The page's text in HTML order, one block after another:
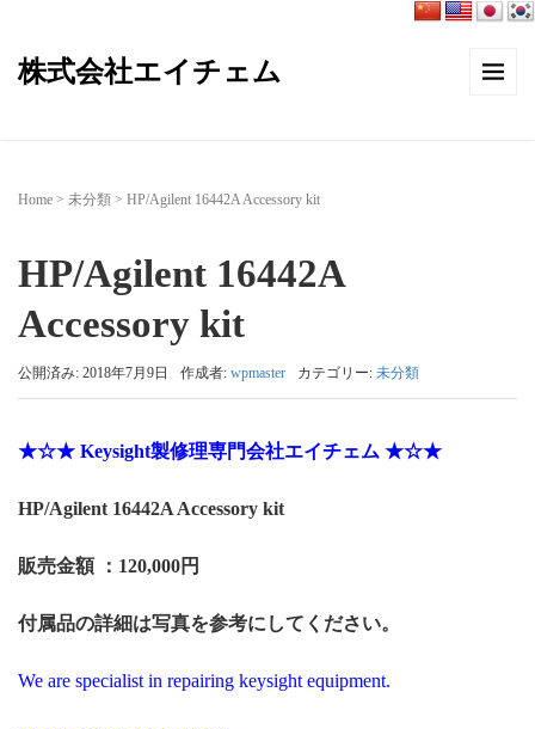
株式会社エイチェム
Home > 未分類 > HP/Agilent 16442A Accessory kit
HP/Agilent 16442A
Accessory kit
公開済み: 2018年7月9日 作成者: wpmaster カテゴリー: 未分類
★☆★ Keysight製修理専門会社エイチェム ★☆★
HP/Agilent 16442A Accessory kit
販売金額 ：120,000円
付属品の詳細は写真を参考にしてください。
We are specialist in repairing keysight equipment.